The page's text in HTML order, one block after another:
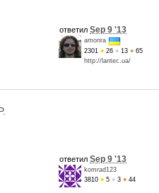
ответил Sep 9 '13
amonra
2301 ● 26 ● 13 ● 65
http://lantec.ua/
ответил Sep 9 '13
komrad123
3810 ● 5 ● 3 ● 44